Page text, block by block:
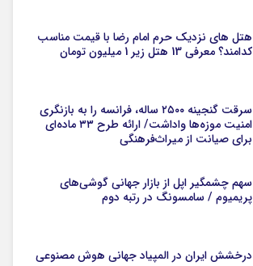
هتل های نزدیک حرم امام رضا با قیمت مناسب
کدامند؟ معرفی 13 هتل زیر 1 میلیون تومان
سرقت گنجینه ۲۵۰۰ ساله، فرانسه را به بازنگری
امنیت موزه‌ها واداشت/ ارائه طرح ۳۳ ماده‌ای
برای صیانت از میراث‌فرهنگی
سهم چشمگیر اپل از بازار جهانی گوشی‌های
پریمیوم / سامسونگ در رتبه دوم
درخشش ایران در المپیاد جهانی هوش مصنوعی